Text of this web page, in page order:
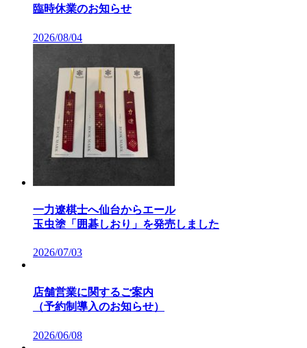
臨時休業のお知らせ
2026/08/04
一力遼棋士へ仙台からエール
玉虫塗「囲碁しおり」を発売しました
2026/07/03
店舗営業に関するご案内
（予約制導入のお知らせ）
2026/06/08